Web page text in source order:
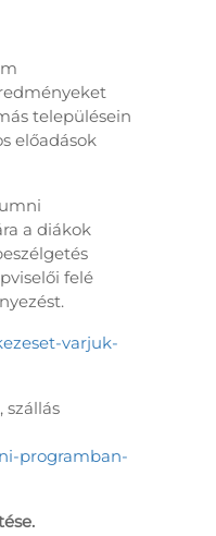
településein
előadások
a diákok
felé
varjuk-
szállás
programban-